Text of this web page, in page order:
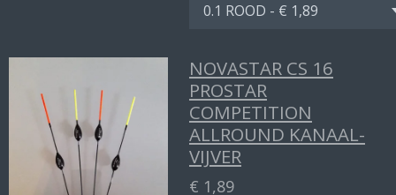
NOVASTAR CS 16
PROSTAR
COMPETITION
ALLROUND KANAAL-
VIJVER
€ 1,89